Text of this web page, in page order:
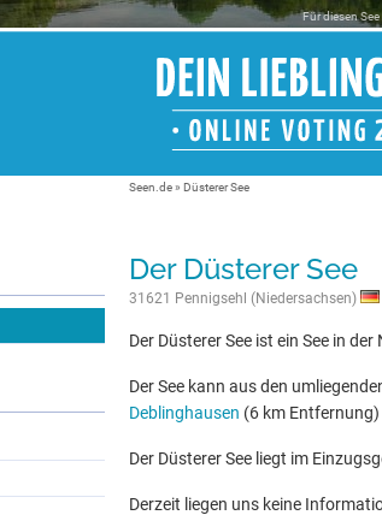
Für diesen
Seen.de» Düsterer See
Der Düsterer See
31621 Pennigsehl (Niedersachsen)
Der Düsterer See ist ein See in
Der See kann aus den
Deblinghausen (6 km Entfernung)
Der Düsterer See liegt im
Derzeit liegen uns keine